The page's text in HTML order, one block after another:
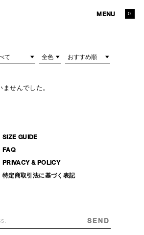
MENU 0
せんでした。
SIZE GUIDE
FAQ
PRIVACY & POLICY
特定商取引法に基づく表記
SEND